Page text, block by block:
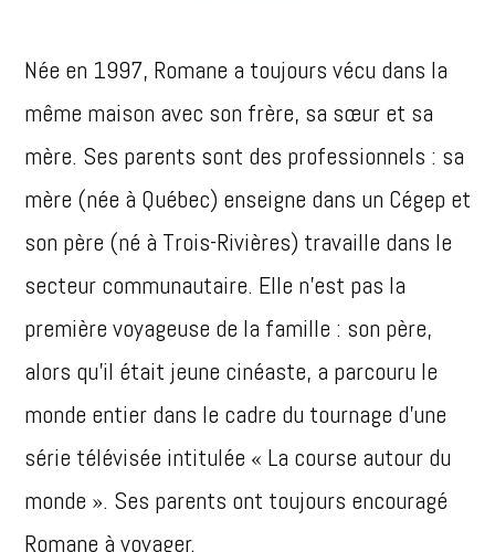
Née en 1997, Romane a toujours vécu dans la
même maison avec son frère, sa sœur et sa
mère. Ses parents sont des professionnels : sa
mère (née à Québec) enseigne dans un Cégep et
son père (né à Trois-Rivières) travaille dans le
secteur communautaire. Elle n’est pas la
première voyageuse de la famille : son père,
alors qu’il était jeune cinéaste, a parcouru le
monde entier dans le cadre du tournage d’une
série télévisée intitulée « La course autour du
monde ». Ses parents ont toujours encouragé
Romane à voyager.